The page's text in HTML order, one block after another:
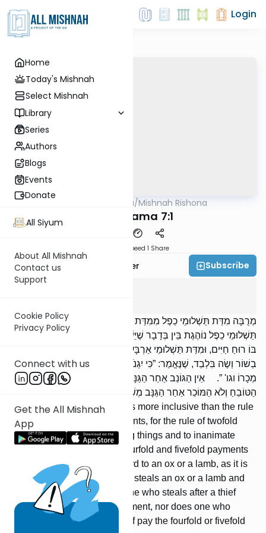
Home
Today's Mishnah
Select Mishnah
Library
Series
Authors
Blogs
Events
Donate
All Siyum
About All Mishnah
Contact us
Support
Cookie Policy
Privacy Policy
Connect with us
Get the All Mishnah
App
Login
AllMishna/Mishnah Rishona
Bava Kama 7:1
Speed 1 Share
Rabbi Fishel Shechter Subscribe
מְרֻבָּה מִדַּת תַּשְׁלוּמֵי כֵפֶל מִמִּדַּת תַּשְׁלוּמֵי אַרְבָּעָה וַחֲמִשָּׁה, שֶׁמִּדַּת
תַּשְׁלוּמֵי כֵפֶל נוֹהֶגֶת בֵּין בְּדָבָר שֶׁיֵּשׁ בּוֹ רוּחַ חַיִּים וּבֵין בְּדָבָר שֶׁאֵין
בּוֹ רוּחַ חַיִּים, וּמִדַּת תַּשְׁלוּמֵי אַרְבָּעָה וַחֲמִשָּׁה אֵינָהּ נוֹהֶגֶת אֶלָּא
בְשׁוֹר וְשֶׂה בִּלְבַד, שֶׁנֶּאֱמַר: ”כִּי יִגְנֹב־אִישׁ שׁוֹר אוֹ־שֶׂה וּטְבָחוֹ אוֹ
מְכָרוֹ וגו' ”. אֵין הַגּוֹנֵב אַחַר הַגַּנָּב מְשַׁלֵּם תַּשְׁלוּמֵי כֵפֶל, וְלֹא
הַטּוֹבֵחַ וְלֹא הַמּוֹכֵר אַחַר הַגַּנָּב מְשַׁלֵּם תַּשְׁלוּמֵי אַרְבָּעָה וַחֲמִשָּׁה.
The rule of twofold payment is more inclusive than the rule
of fourfold and fivefold payments, for the rule of twofold
payment applies both to living things and to inanimate
things, whereas the rule of fourfold and fivefold payments
applies exclusively with regard to an ox or a lamb, as it is
said (Exodus 21:37): If a man steals an ox or a lamb and
slaughters it or sells it ... One who steals after a thief
does not pay the twofold payment, nor does one who
slaughters or sells after a thief pay the fourfold or fivefold